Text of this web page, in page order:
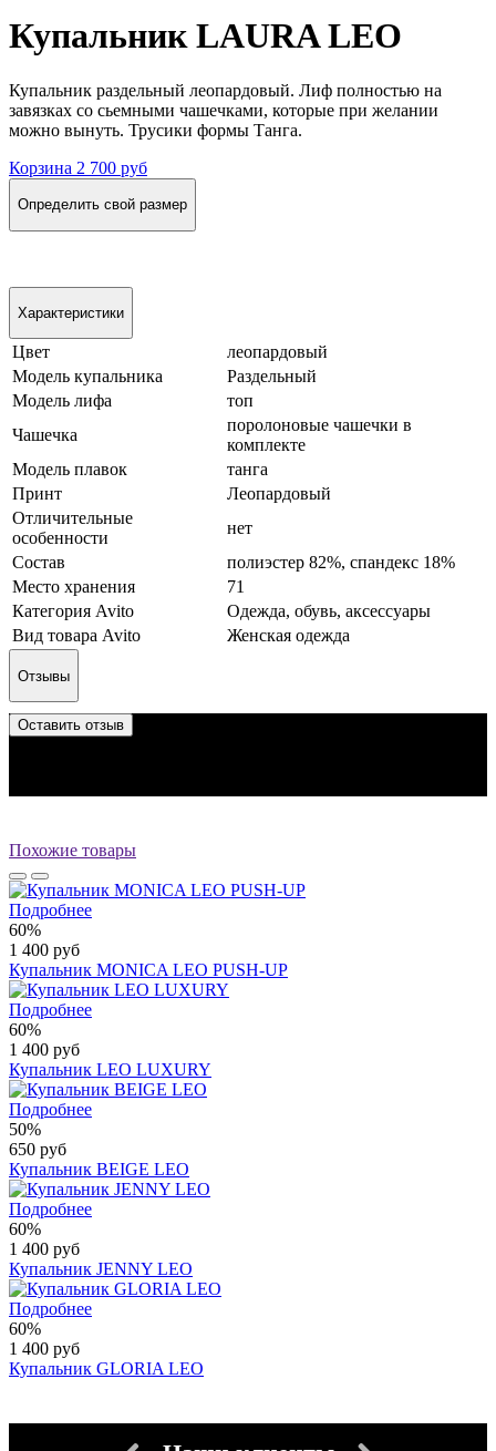
Купальник LAURA LEO
Купальник раздельный леопардовый. Лиф полностью на
завязках со сьемными чашечками, которые при желании
можно вынуть. Трусики формы Танга.
Корзина 2 700 руб
Определить свой размер
Характеристики
Цвет
леопардовый
Модель купальника
Раздельный
Модель лифа
топ
Чашечка
поролоновые чашечки в
комплекте
Модель плавок
танга
Принт
Леопардовый
Отличительные
особенности
нет
Состав
полиэстер 82%, спандекс 18%
Место хранения
71
Категория Avito
Одежда, обувь, аксессуары
Вид товара Avito
Женская одежда
Отзывы
Оставить отзыв
Похожие товары
Подробнее
60%
1 400 руб
Купальник MONICA LEO PUSH-UP
Подробнее
60%
1 400 руб
Купальник LEO LUXURY
Подробнее
50%
650 руб
Купальник BEIGE LEO
Подробнее
60%
1 400 руб
Купальник JENNY LEO
Подробнее
60%
1 400 руб
Купальник GLORIA LEO